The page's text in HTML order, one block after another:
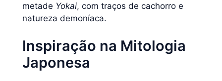
metade Yokai, com traços de cachorro e
natureza demoníaca.
Inspiração na Mitologia
Japonesa